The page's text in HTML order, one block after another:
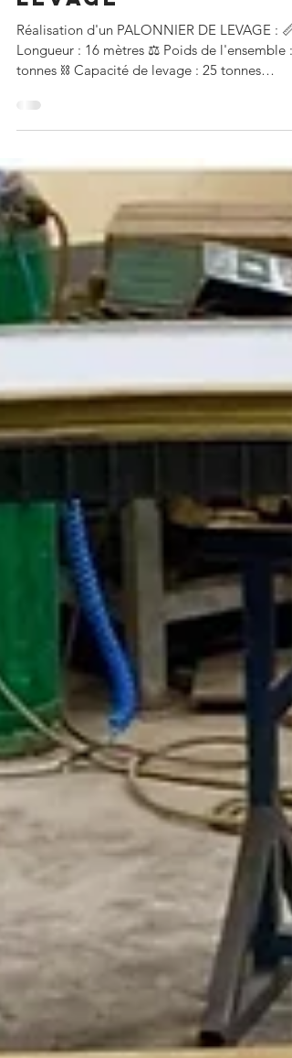
9 juin 2023
PALONNIER DE
LEVAGE
Réalisation d'un PALONNIER DE LEVAGE : 📏
Longueur : 16 mètres ⚖️ Poids de l'ensemble :
(répartition sur 8 électro-aimants) Mécano-
soudure, usinage et peinture finale ont été
réalisés sur cet ensemble destiné à la
Nous remercions notre client pour sa confiance
renouvelée et félicitons nos équipes pour le
travail accompli ! 👏🏼